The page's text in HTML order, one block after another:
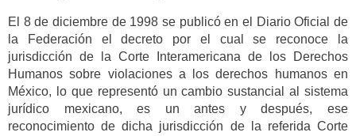
El 8 de diciembre de 1998 se publicó en el Diario Oficial de
la Federación el decreto por el cual se reconoce la
jurisdicción de la Corte Interamericana de los Derechos
Humanos sobre violaciones a los derechos humanos en
México, lo que representó un cambio sustancial al sistema
jurídico mexicano, es un antes y después, ese
reconocimiento de dicha jurisdicción de la referida Corte